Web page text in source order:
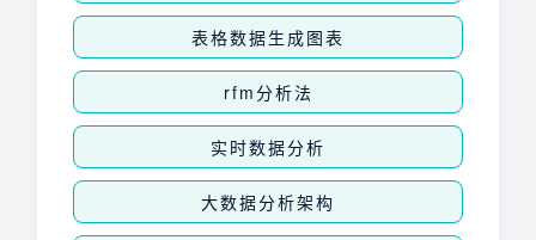
表格数据生成图表
rfm分析法
实时数据分析
大数据分析架构